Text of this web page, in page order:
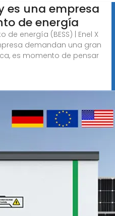
es una empresa
de energía
energía (BESS) | Enel X
demandan una gran
es momento de pensar